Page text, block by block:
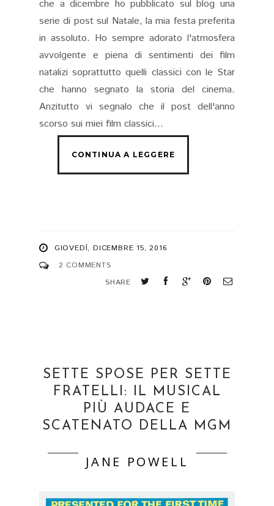
che a dicembre ho pubblicato sul blog una
serie di post sul Natale, la mia festa preferita
in assoluto. Ho sempre adorato l'atmosfera
avvolgente e piena di sentimenti dei film
natalizi soprattutto quelli classici con le Star
che hanno segnato la storia del cinema.
Anzitutto vi segnalo che il post dell'anno
scorso sui miei film classici...
GIOVEDÌ, DICEMBRE 15, 2016
2 COMMENTS
SHARE
SETTE SPOSE PER SETTE
FRATELLI: IL MUSICAL
PIÙ AUDACE E
SCATENATO DELLA MGM
JANE POWELL